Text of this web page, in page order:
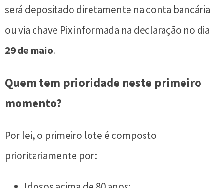
será depositado diretamente na conta bancária
ou via chave Pix informada na declaração no dia
29 de maio.
Quem tem prioridade neste primeiro
momento?
Por lei, o primeiro lote é composto
prioritariamente por: